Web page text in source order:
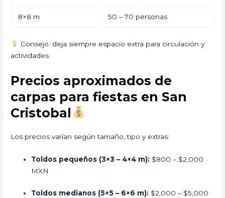
8×8 m 50 – 70 personas
Consejo: deja siempre espacio extra para circulación y
actividades.
Precios aproximados de
carpas para fiestas en San
Cristobal
Los precios varían según tamaño, tipo y extras:
Toldos pequeños (3×3 – 4×4 m): $800 – $2,000
MXN
Toldos medianos (5×5 – 6×6 m): $2,000 – $5,000